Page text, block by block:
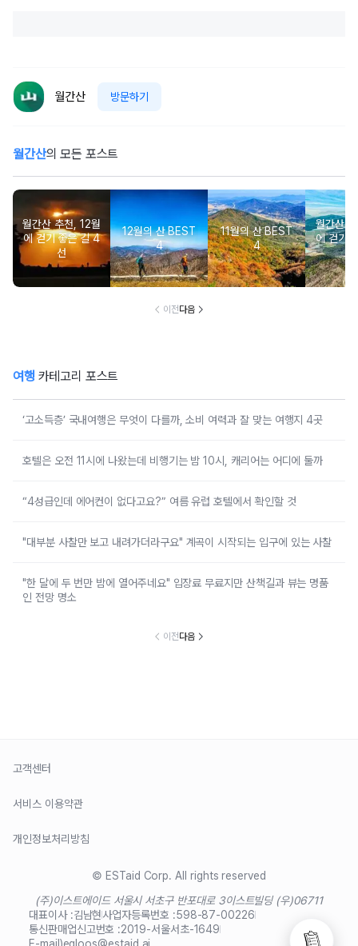
월간산 방문하기
월간산의 모든 포스트
월간산 추천, 12월
에 걷기 좋은 길 4
선
12월의 산 BEST
4
11월의 산 BEST
4
월간산
에 걷기
이전다음
여행 카테고리 포스트
‘고소득층’ 국내여행은 무엇이 다를까, 소비 여력과 잘 맞는 여행지 4곳
호텔은 오전 11시에 나왔는데 비행기는 밤 10시, 캐리어는 어디에 둘까
“4성급인데 에어컨이 없다고요?” 여름 유럽 호텔에서 확인할 것
"대부분 사찰만 보고 내려가더라구요" 계곡이 시작되는 입구에 있는 사찰
"한 달에 두 번만 밤에 열어주네요" 입장료 무료지만 산책길과 뷰는 명품
인 전망 명소
이전다음
고객센터
서비스 이용약관
개인정보처리방침
© ESTaid Corp. All rights reserved
(주)이스트에이드 서울시 서초구 반포대로 3이스트빌딩 (우)06711
대표이사 :김남현사업자등록번호 :598-87-00226
통신판매업신고번호 :2019-서울서초-1649